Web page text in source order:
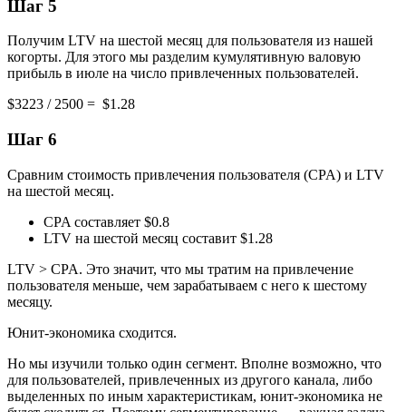
Шаг 5
Получим LTV на шестой месяц для пользователя из нашей
когорты. Для этого мы разделим кумулятивную валовую
прибыль в июле на число привлеченных пользователей.
$3223 / 2500 = $1.28
Шаг 6
Сравним стоимость привлечения пользователя (CPA) и LTV
на шестой месяц.
CPA составляет $0.8
LTV на шестой месяц составит $1.28
LTV > CPA. Это значит, что мы тратим на привлечение
пользователя меньше, чем зарабатываем с него к шестому
месяцу.
Юнит-экономика сходится.
Но мы изучили только один сегмент. Вполне возможно, что
для пользователей, привлеченных из другого канала, либо
выделенных по иным характеристикам, юнит-экономика не